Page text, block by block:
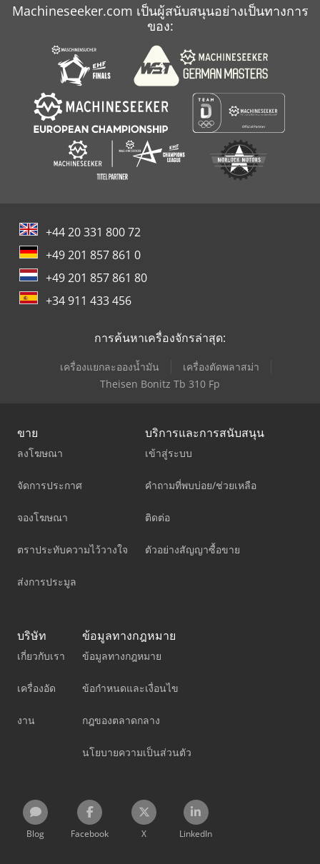
Machineseeker.com เป็นผู้สนับสนุนอย่างเป็นทางการ
ของ:
+44 20 331 800 72
+49 201 857 861 0
+49 201 857 861 80
+34 911 433 456
การค้นหาเครื่องจักรล่าสุด:
เครื่องแยกละอองน้ำมัน
เครื่องตัดพลาสม่า
Theisen Bonitz Tb 310 Fp
ขาย
ลงโฆษณา
จัดการประกาศ
จองโฆษณา
ตราประทับความไว้วางใจ
ส่งการประมูล
บริการและการสนับสนุน
เข้าสู่ระบบ
คำถามที่พบบ่อย/ช่วยเหลือ
ติดต่อ
ตัวอย่างสัญญาซื้อขาย
บริษัท
เกี่ยวกับเรา
เครื่องอัด
งาน
ข้อมูลทางกฎหมาย
ข้อมูลทางกฎหมาย
ข้อกำหนดและเงื่อนไข
กฎของตลาดกลาง
นโยบายความเป็นส่วนตัว
Blog Facebook X LinkedIn